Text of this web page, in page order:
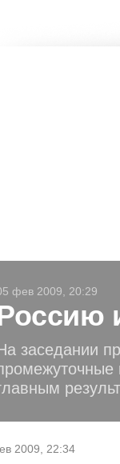
фев 2009, 20:29
заседании
2009, 22:34